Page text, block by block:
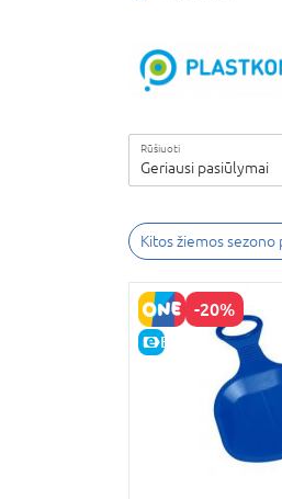
Rūšiuoti
Geriausi pasiūlymai
Kitos žiemos sezono
-20%
E-KAINA